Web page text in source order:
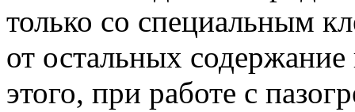
только со специальным
от остальных
этого, при работе с